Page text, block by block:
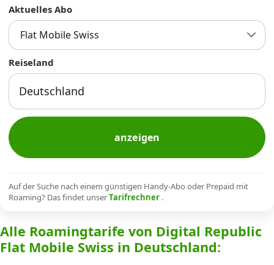
Mobilfunknetz Schweiz
Handy-Abo-Aktionen
Handy-Abo kündigen oder
wechseln
Alle Mobile-Vergleiche
Internet, TV, Telefon
Kombi-Angebote
Aktuelles Abo
Flat Mobile Swiss
Reiseland
anzeigen
Auf der Suche nach einem günstigen Handy-Abo oder Prepaid mit
Roaming? Das findet unserTarifrechner .
Alle Roamingtarife von Digital Republic
Flat Mobile Swiss in Deutschland: